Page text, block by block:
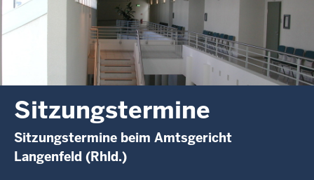
Sitzungstermine
Sitzungstermine beim Amtsgericht
Langenfeld (Rhld.)